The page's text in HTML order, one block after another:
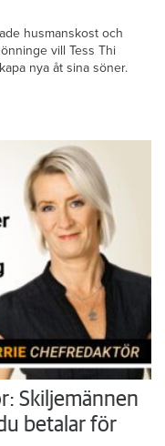
husmanskost och
vill Tess Thi
nya åt sina söner.
Skiljemännen
betalar för